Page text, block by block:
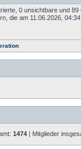
0 unsichtbare und
die am 11.06.2026,
1474| Mitglieder